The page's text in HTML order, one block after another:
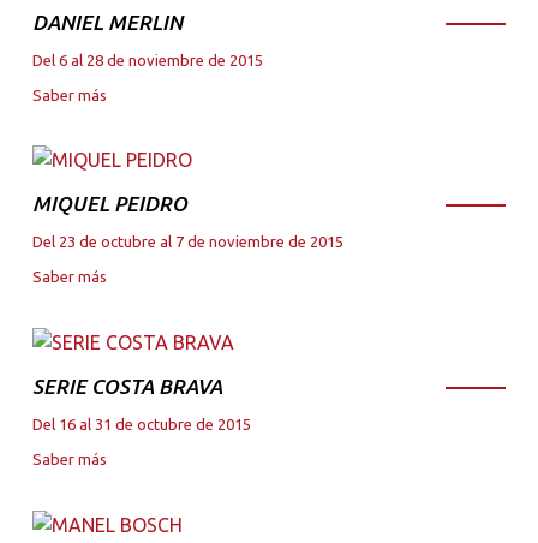
DANIEL MERLIN
Del 6 al 28 de noviembre de 2015
Saber más
MIQUEL PEIDRO
Del 23 de octubre al 7 de noviembre de 2015
Saber más
SERIE COSTA BRAVA
Del 16 al 31 de octubre de 2015
Saber más